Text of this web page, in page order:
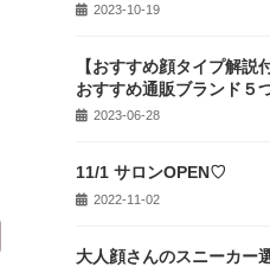
2023-10-19
【おすすめ顔タイプ解説
おすすめ通販ブランド５
2023-06-28
11/1 サロンOPEN♡
2022-11-02
大人顔さんのスニーカー